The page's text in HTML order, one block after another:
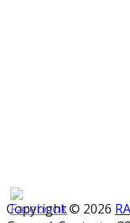
Copyright © 2026